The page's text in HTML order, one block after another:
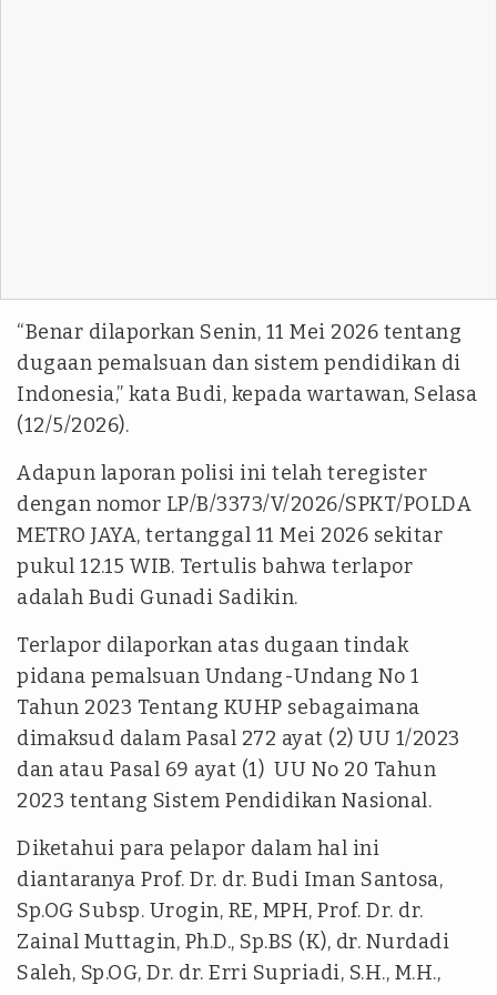
“Benar dilaporkan Senin, 11 Mei 2026 tentang
dugaan pemalsuan dan sistem pendidikan di
Indonesia,” kata Budi, kepada wartawan, Selasa
(12/5/2026).
Adapun laporan polisi ini telah teregister
dengan nomor LP/B/3373/V/2026/SPKT/POLDA
METRO JAYA, tertanggal 11 Mei 2026 sekitar
pukul 12.15 WIB. Tertulis bahwa terlapor
adalah Budi Gunadi Sadikin.
Terlapor dilaporkan atas dugaan tindak
pidana pemalsuan Undang-Undang No 1
Tahun 2023 Tentang KUHP sebagaimana
dimaksud dalam Pasal 272 ayat (2) UU 1/2023
dan atau Pasal 69 ayat (1) UU No 20 Tahun
2023 tentang Sistem Pendidikan Nasional.
Diketahui para pelapor dalam hal ini
diantaranya Prof. Dr. dr. Budi Iman Santosa,
Sp.OG Subsp. Urogin, RE, MPH, Prof. Dr. dr.
Zainal Muttagin, Ph.D., Sp.BS (K), dr. Nurdadi
Saleh, Sp.OG, Dr. dr. Erri Supriadi, S.H., M.H.,